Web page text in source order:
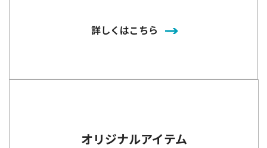
詳しくはこちら
オリジナルアイテム